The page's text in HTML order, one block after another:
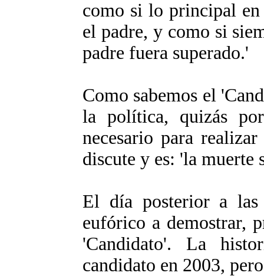
como si lo principal
el padre, y como si
padre fuera superado.'
Como sabemos el
la política, quizás
necesario para
discute y es: 'la muerte
El día posterior a las
eufórico a demostrar,
'Candidato'. La
candidato en 2003,